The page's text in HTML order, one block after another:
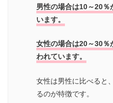
男性の場合は10～20％
います。
女性の場合は20～30％
われています。
女性は男性に比べると
るのが特徴です。